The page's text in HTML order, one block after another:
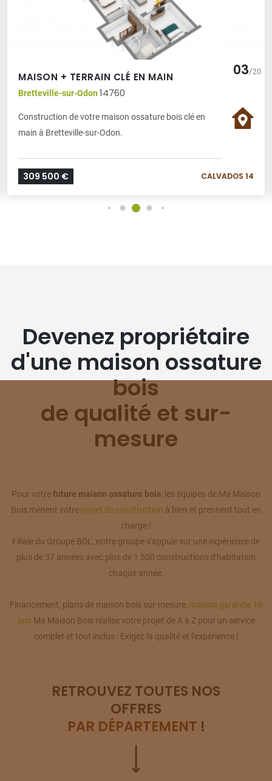
03/20
MAISON + TERRAIN CLÉ EN MAIN
Bretteville-sur-Odon14760
Construction de votre maison ossature bois clé en
main à Bretteville-sur-Odon.
309 500 € CALVADOS 14
Devenez propriétaire
d'une maison ossature
bois
de qualité et sur-
mesure
Pour votrefuture maison ossature bois, les équipes de Ma Maison
Bois mènent votre projet de construction à bien et prennent tout en
charge !
Filiale du Groupe BDL, notre groupe s'appuie sur une expérience de
plus de 37 années avec plus de 1 500 constructions d'habitation
chaque année.
Financement, plans de maison bois sur-mesure, maison garantie 10
ansMa Maison Bois réalise votre projet de A à Z pour un service
complet et tout inclus : Exigez la qualité et l'expérience !
RETROUVEZ TOUTES NOS
OFFRES
PAR DÉPARTEMENT !